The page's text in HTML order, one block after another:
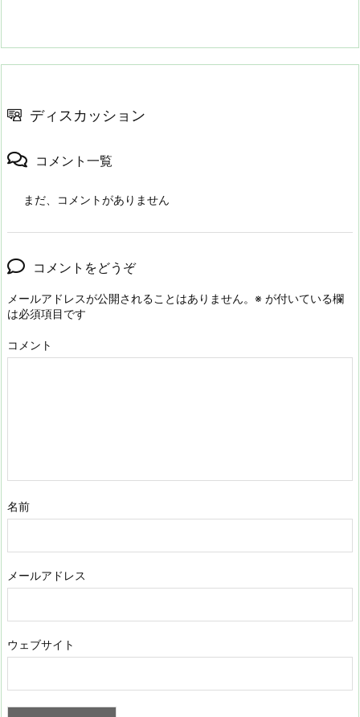
ディスカッション
コメント一覧
まだ、コメントがありません
コメントをどうぞ
メールアドレスが公開されることはありません。 ※ が付いている欄
は必須項目です
コメント
名前
メールアドレス
ウェブサイト